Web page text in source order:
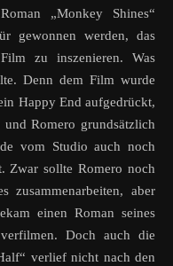
„Monkey Shines“
gewonnen werden, das
zu inszenieren. Was
Denn dem Film wurde
Happy End aufgedrückt,
Romero grundsätzlich
vom Studio auch noch
Zwar sollte Romero noch
zusammenarbeiten, aber
einen Roman seines
Doch auch die
verlief nicht nach den